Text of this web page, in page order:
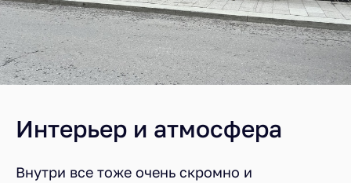
Интерьер и атмосфера
Внутри все тоже очень скромно и